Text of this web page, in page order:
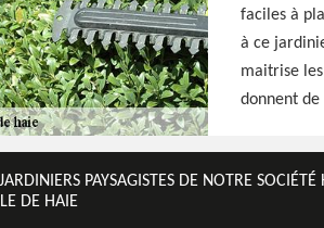
faciles à
à ce
maitrise
donnent de
PAYSAGISTES DE NOTRE
DE HAIE